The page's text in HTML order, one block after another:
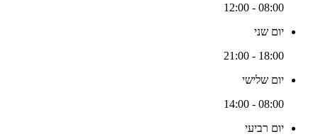
08:00 - 12:00
יום שני
18:00 - 21:00
יום שלישי
08:00 - 14:00
יום רביעי